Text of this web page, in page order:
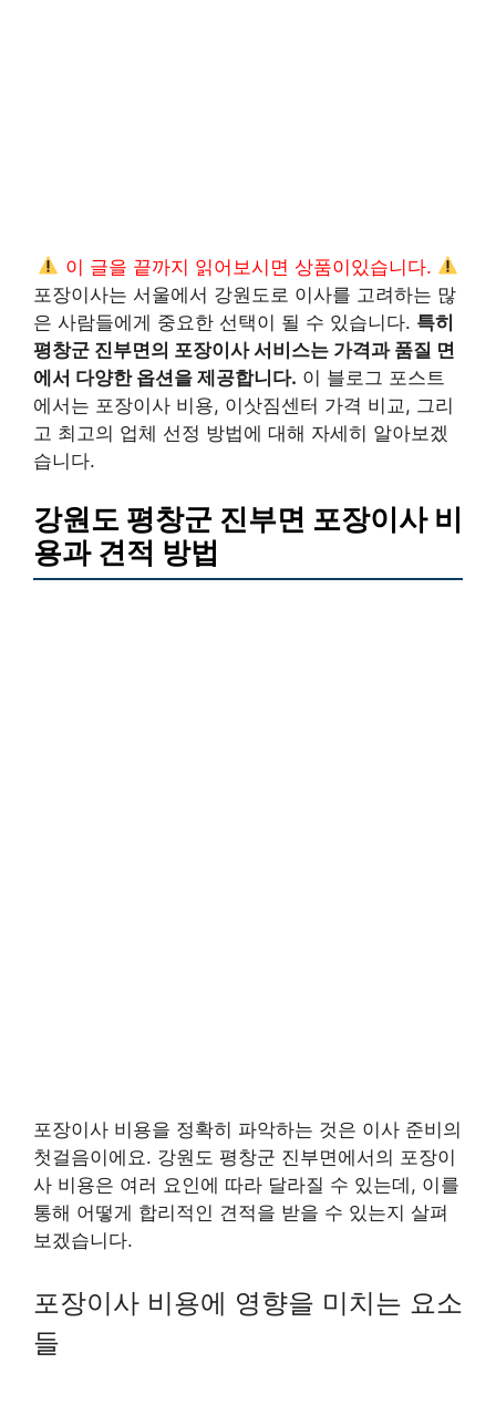
이 글을 끝까지 읽어보시면 상품이있습니다.
포장이사는 서울에서 강원도로 이사를 고려하는 많
은 사람들에게 중요한 선택이 될 수 있습니다. 특히
평창군 진부면의 포장이사 서비스는 가격과 품질 면
에서 다양한 옵션을 제공합니다. 이 블로그 포스트
에서는 포장이사 비용, 이삿짐센터 가격 비교, 그리
고 최고의 업체 선정 방법에 대해 자세히 알아보겠
습니다.
강원도 평창군 진부면 포장이사 비
용과 견적 방법
포장이사 비용을 정확히 파악하는 것은 이사 준비의
첫걸음이에요. 강원도 평창군 진부면에서의 포장이
사 비용은 여러 요인에 따라 달라질 수 있는데, 이를
통해 어떻게 합리적인 견적을 받을 수 있는지 살펴
보겠습니다.
포장이사 비용에 영향을 미치는 요소
들